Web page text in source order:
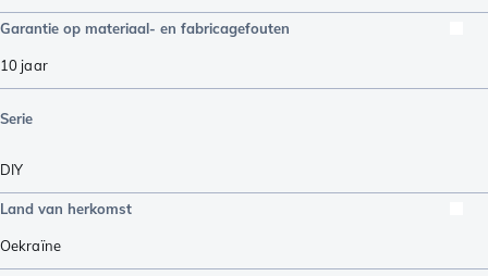
Garantie op materiaal- en fabricagefouten
10 jaar
Serie
DIY
Land van herkomst
Oekraïne